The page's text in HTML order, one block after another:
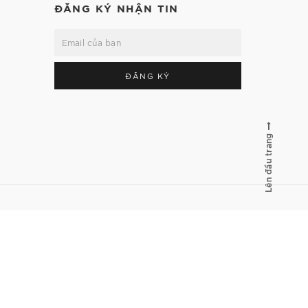
ĐĂNG KÝ NHẬN TIN
ĐĂNG KÝ
Lên đầu trang